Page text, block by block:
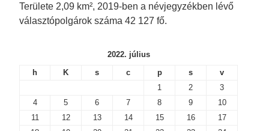
Területe 2,09 km², 2019-ben a névjegyzékben lévő
választópolgárok száma 42 127 fő.
2022. július
h
K s c p s
v
1
2
3
4
5 6 7 8 9
10
11
12 13 14 15 16
17